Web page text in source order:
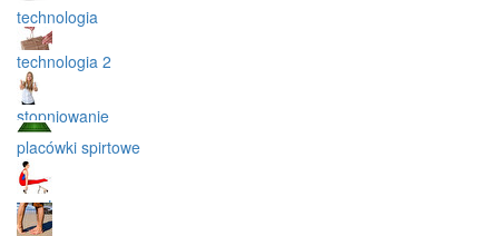
technologia
technologia 2
stopniowanie
placówki spirtowe
sport